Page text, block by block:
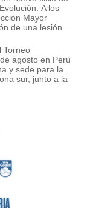
A los
Mayor
de una lesión.
Torneo
agosto en Perú
y sede para la
sur, junto a la